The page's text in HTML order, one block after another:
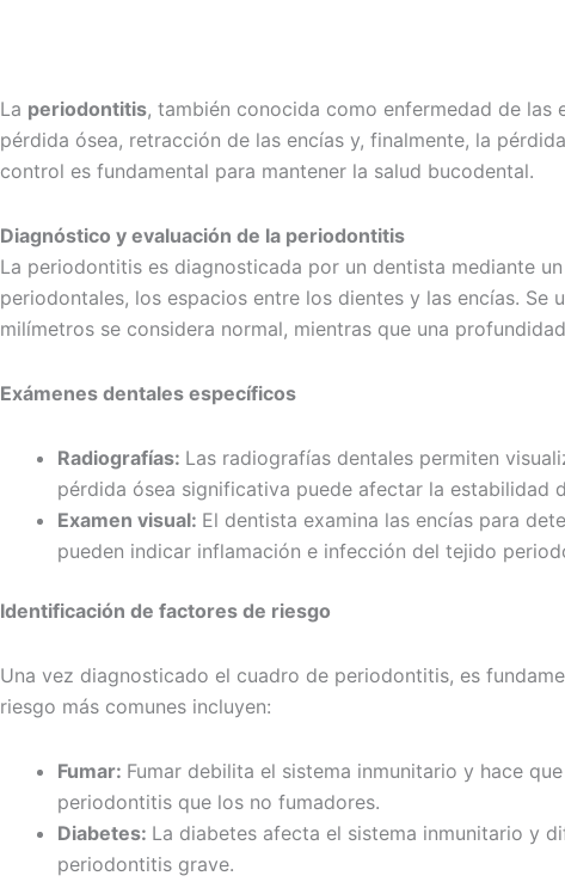
La periodontitis, también conocida como enfermedad de
pérdida ósea, retracción de las encías y, finalmente, la
control es fundamental para mantener la salud bucodental.
Diagnóstico y evaluación de la periodontitis
La periodontitis es diagnosticada por un dentista mediante
periodontales, los espacios entre los dientes y las encías.
milímetros se considera normal, mientras que una
Exámenes dentales específicos
Radiografías: Las radiografías dentales permiten
pérdida ósea significativa puede afectar la estabilidad
Examen visual: El dentista examina las encías para
pueden indicar inflamación e infección del tejido
Identificación de factores de riesgo
Una vez diagnosticado el cuadro de periodontitis, es
riesgo más comunes incluyen:
Fumar: Fumar debilita el sistema inmunitario y hace
periodontitis que los no fumadores.
Diabetes: La diabetes afecta el sistema inmunitario y
periodontitis grave.